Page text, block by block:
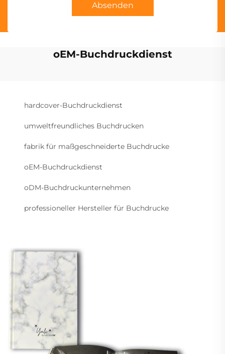
Absenden
oEM-Buchdruckdienst
hardcover-Buchdruckdienst
umweltfreundliches Buchdrucken
fabrik für maßgeschneiderte Buchdrucke
oEM-Buchdruckdienst
oDM-Buchdruckunternehmen
professioneller Hersteller für Buchdrucke